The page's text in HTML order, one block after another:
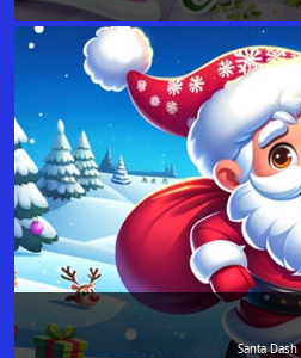
Santa Dash